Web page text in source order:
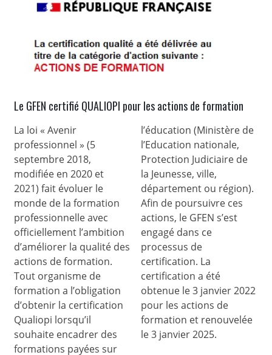
Le GFEN certifié QUALIOPI pour les actions de formation
La loi « Avenir
professionnel » (5
septembre 2018,
modifiée en 2020 et
2021) fait évoluer le
monde de la formation
professionnelle avec
officiellement l’ambition
d’améliorer la qualité des
actions de formation.
Tout organisme de
formation a l’obligation
d’obtenir la certification
Qualiopi lorsqu’il
souhaite encadrer des
formations payées sur
l’éducation (Ministère de
l’Education nationale,
Protection Judiciaire de
la Jeunesse, ville,
département ou région).
Afin de poursuivre ces
actions, le GFEN s’est
engagé dans ce
processus de
certification. La
certification a été
obtenue le 3 janvier 2022
pour les actions de
formation et renouvelée
le 3 janvier 2025.